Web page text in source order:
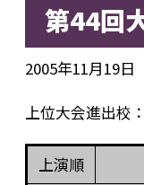
第44回
2005年11月19日
上位大会進出校
上演順